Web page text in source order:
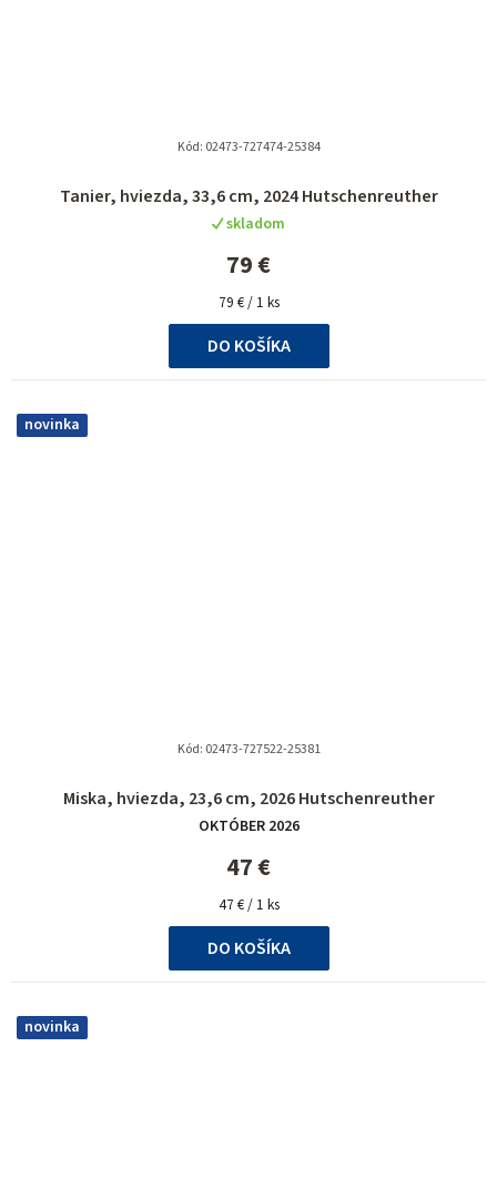
Tanier, hviezda, 33,6 cm, 2024 Hutschenreuther
skladom
79 €
Jednotková
cena:
79 € / 1 ks
DO KOŠÍKA
Kód: 02473-727474-25384
novinka
Miska, hviezda, 23,6 cm, 2026 Hutschenreuther
OKTÓBER 2026
47 €
Jednotková
cena:
47 € / 1 ks
DO KOŠÍKA
Kód: 02473-727522-25381
novinka